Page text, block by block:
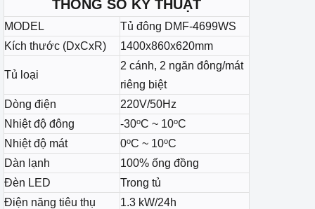
THÔNG SỐ KỸ THUẬT
MODEL
Tủ đông DMF-4699WS
Kích thước (DxCxR)
1400x860x620mm
Tủ loại
2 cánh, 2 ngăn đông/mát
riêng biệt
Dòng điện
220V/50Hz
Nhiệt độ đông
-30oC ~ 10oC
Nhiệt độ mát
0oC ~ 10oC
Dàn lạnh
100% ống đồng
Đèn LED
Trong tủ
Điện năng tiêu thụ
1.3 kW/24h